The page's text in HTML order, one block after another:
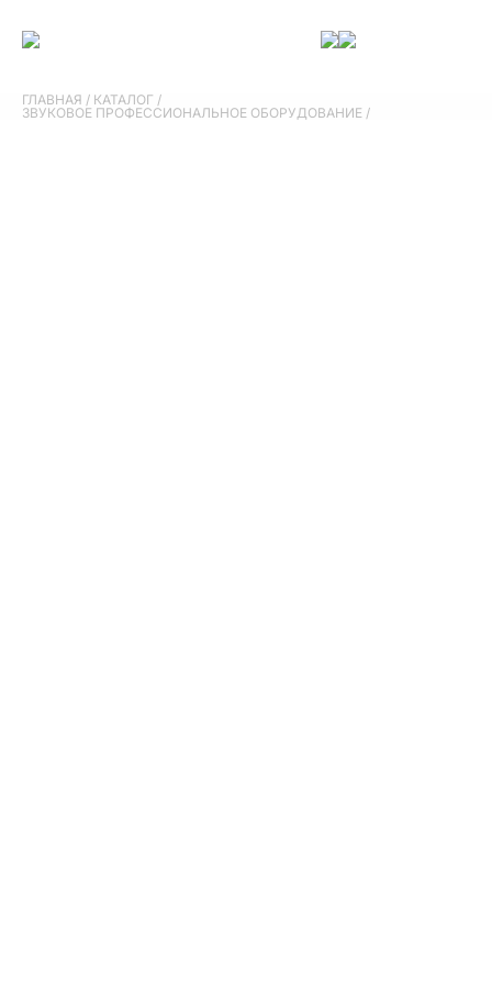
ГЛАВНАЯ / КАТАЛОГ /
ЗВУКОВОЕ ПРОФЕССИОНАЛЬНОЕ ОБОРУДОВАНИЕ /